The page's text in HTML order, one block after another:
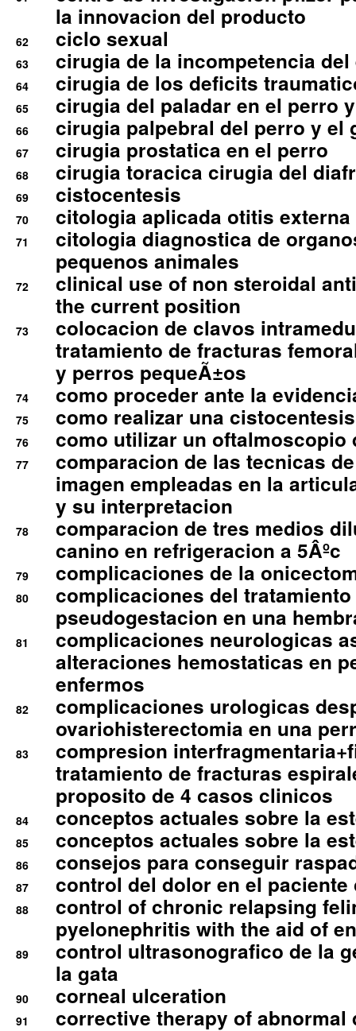
la innovacion del producto
62 ciclo sexual
63 cirugia de la incompetencia
64 cirugia de los deficits
65 cirugia del paladar en el perro
66 cirugia palpebral del perro y el
67 cirugia prostatica en el perro
68 cirugia toracica cirugia del
69 cistocentesis
70 citologia aplicada otitis externa
71
citologia diagnostica de
pequenos animales
72
clinical use of non steroidal
the current position
73
colocacion de clavos
tratamiento de fracturas
y perros pequeÃ±os
74 como proceder ante la
75 como realizar una
76 como utilizar un oftalmoscopio
77
comparacion de las tecnicas
imagen empleadas en la
y su interpretacion
78
comparacion de tres medios
canino en refrigeracion a 5Âºc
79 complicaciones de la
80
complicaciones del
pseudogestacion en una
81
complicaciones neurologicas
alteraciones hemostaticas en
enfermos
82
complicaciones urologicas
ovariohisterectomia en una
83
compresion
tratamiento de fracturas
proposito de 4 casos clinicos
84 conceptos actuales sobre la
85 conceptos actuales sobre la
86 consejos para conseguir
87 control del dolor en el
88
control of chronic relapsing
pyelonephritis with the aid of
89
control ultrasonografico de la
la gata
90 corneal ulceration
91
corrective therapy of abnormal